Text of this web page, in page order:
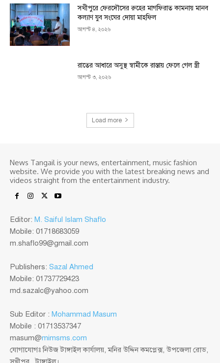
সখীপুরে ফেরদৌসের রুহের মাগফিরাত কামনায় মানব
কল্যাণ যুব সংঘের দোয়া মাহফিল
আগস্ট ৪, ২০২৬
রাতের আধারে অসুস্থ স্বামীকে রাস্তায় ফেলে গেল স্ত্রী
আগস্ট ৩, ২০২৬
Load more
News Tangail is your news, entertainment, music fashion
website. We provide you with the latest breaking news and
videos straight from the entertainment industry.
Editor: M. Saiful Islam Shaflo
Mobile: 01718683059
m.shaflo99@gmail.com
Publishers: Sazal Ahmed
Mobile: 01737729423
md.sazalc@yahoo.com
Sub Editor : Mohammad Masum
Mobile : 01713537347
masum@mimsms.com
যোগাযোগঃ নিউজ টাঙ্গাইল কার্যালয়, মনির উদ্দিন কমপ্লেক্স, উপজেলা রোড,